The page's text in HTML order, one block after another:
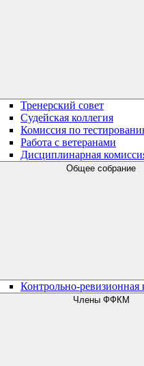
Тренерский совет
Судейская коллегия
Комиссия по
Работа с ветеранами
Дисциплинарная
Общее собрание
Контрольно-ревизионная
Члены ФФКМ